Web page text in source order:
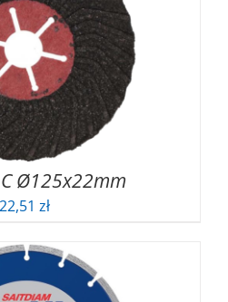
C Ø125x22mm
22,51 zł